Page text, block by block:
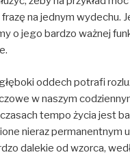
frazę na jednym wydechu.
o jego bardzo ważnej
oddech potrafi
w naszym
tempo życia jest
nieraz permanentnym
dalekie od wzorca,